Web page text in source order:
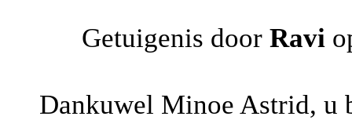
Getuigenis door Ravi
Dankuwel Minoe Astrid, u